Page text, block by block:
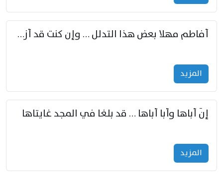
أفاطم مهلا بعض هذا التدلل … وإن كنت قد أزمعت صرمي فأجملي
المزید
إنّ أباها وأبا أباها … قد بلغا في المجد غايتاها
المزید